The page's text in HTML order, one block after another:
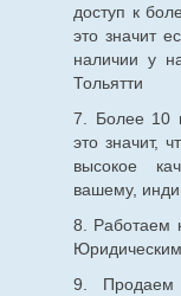
доступ к
это значит
наличии у
Тольятти
7. Более 10
это значит,
высокое
вашему,
8. Работаем
9. Продаем